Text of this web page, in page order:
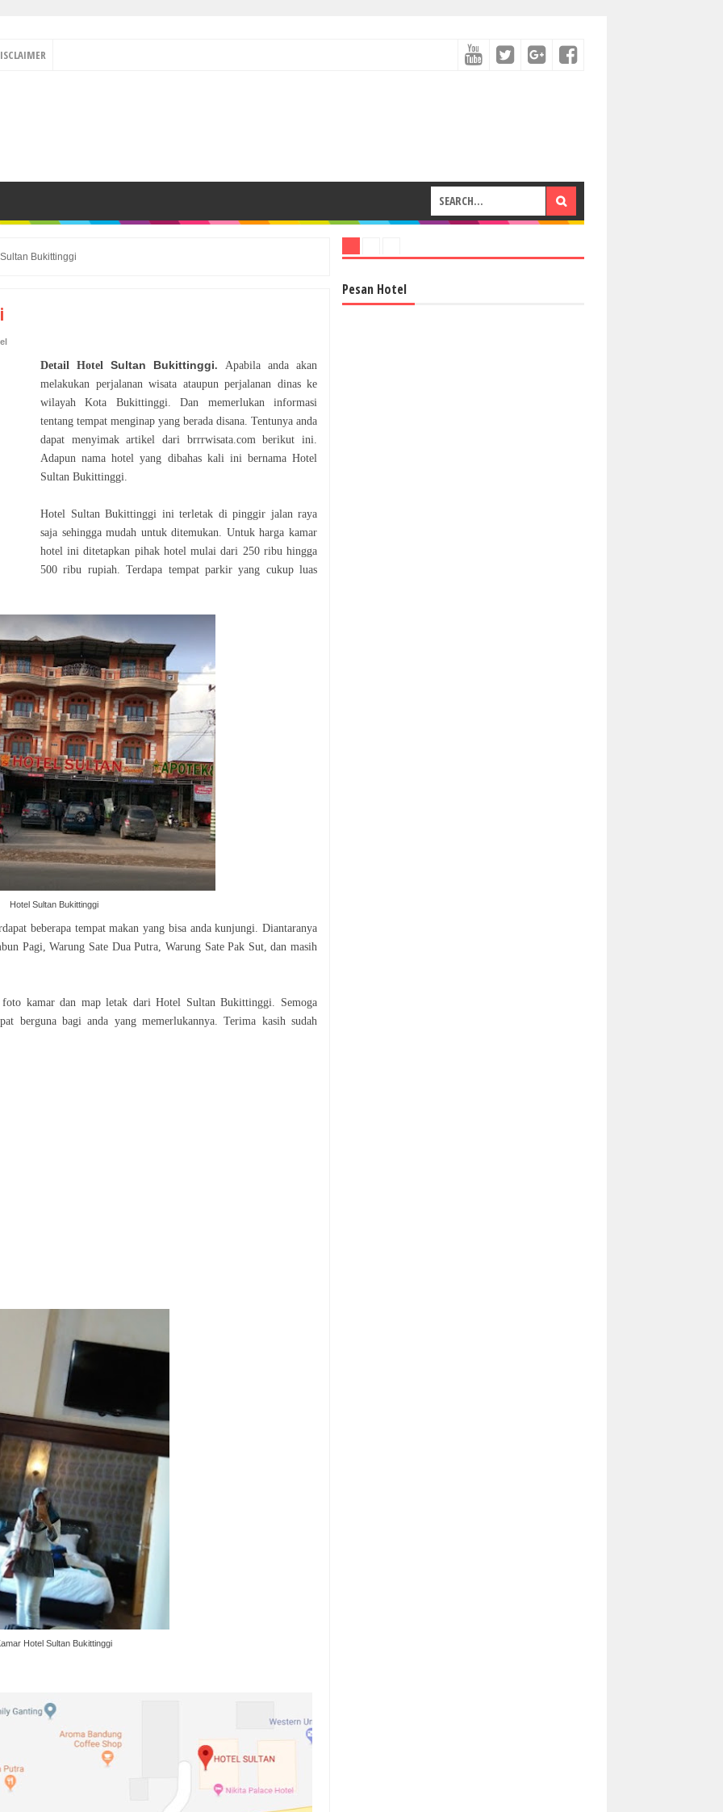
Bukittinggi
Detail Hotel Sultan Bukittinggi. Apabila anda akan
melakukan perjalanan wisata ataupun perjalanan dinas ke
wilayah Kota Bukittinggi. Dan memerlukan informasi
tentang tempat menginap yang berada disana. Tentunya anda
dapat menyimak artikel dari brrrwisata.com berikut ini.
Adapun nama hotel yang dibahas kali ini bernama Hotel
Sultan Bukittinggi.
Hotel Sultan Bukittinggi ini terletak di pinggir jalan raya
saja sehingga mudah untuk ditemukan. Untuk harga kamar
hotel ini ditetapkan pihak hotel mulai dari 250 ribu hingga
500 ribu rupiah. Terdapa tempat parkir yang cukup luas
Hotel Sultan Bukittinggi
beberapa tempat makan yang bisa anda kunjungi. Diantaranya
Pagi, Warung Sate Dua Putra, Warung Sate Pak Sut, dan masih
kamar dan map letak dari Hotel Sultan Bukittinggi. Semoga
berguna bagi anda yang memerlukannya. Terima kasih sudah
Hotel Sultan Bukittinggi
Pesan Hotel